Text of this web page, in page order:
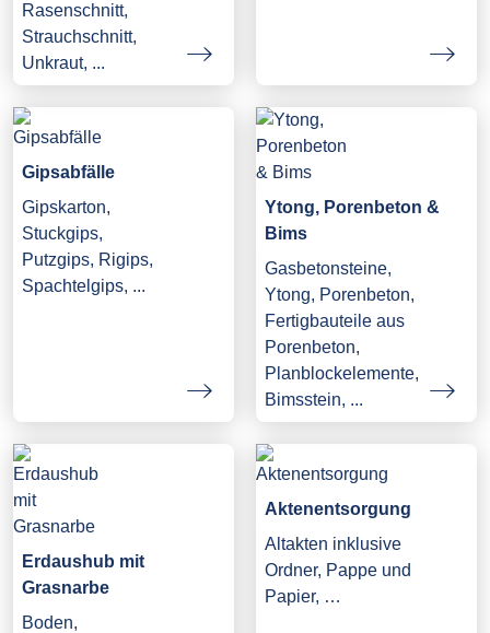
Rasenschnitt,
Strauchschnitt,
Unkraut, ...
Gipsabfälle
Gipskarton,
Stuckgips,
Putzgips, Rigips,
Spachtelgips, ...
Ytong, Porenbeton &
Bims
Gasbetonsteine,
Ytong, Porenbeton,
Fertigbauteile aus
Porenbeton,
Planblockelemente,
Bimsstein, ...
Erdaushub mit
Grasnarbe
Boden,
Aktenentsorgung
Altakten inklusive
Ordner, Pappe und
Papier, …